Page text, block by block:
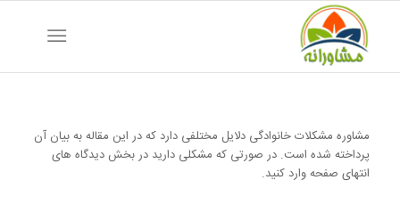
مشاوره مشکلات خانوادگی دلایل مختلفی دارد که در این مقاله به بیان آن
پرداخته شده است. در صورتی که مشکلی دارید در بخش دیدگاه های
انتهای صفحه وارد کنید.